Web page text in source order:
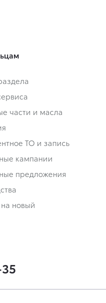
части и масла
ТО и запись
кампании
предложения
новый